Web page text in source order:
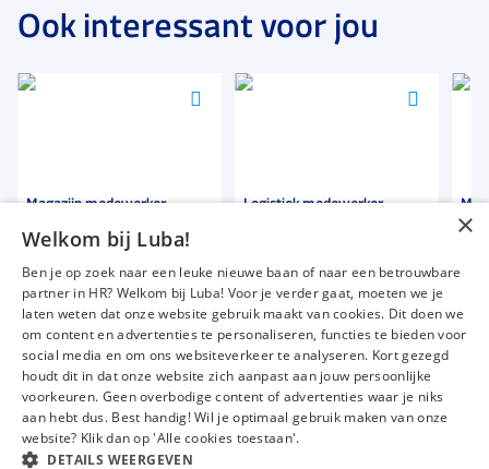
Ook interessant voor jou
Voeg
Magazijn medewerker
40 uur
Detacheren
Voeg
Logistiek medewerker
Uitzicht op vaste dienst
€ 2100 € 2300
Vacatures
Over ons
Werken bij Luba
Voor werkgevers
×
Welkom bij Luba!
Ben je op zoek naar een leuke nieuwe baan of naar een betrouwbare
partner in HR? Welkom bij Luba! Voor je verder gaat, moeten we je
laten weten dat onze website gebruik maakt van cookies. Dit doen we
om content en advertenties te personaliseren, functies te bieden voor
social media en om ons websiteverkeer te analyseren. Kort gezegd
houdt dit in dat onze website zich aanpast aan jouw persoonlijke
voorkeuren. Geen overbodige content of advertenties waar je niks
aan hebt dus. Best handig! Wil je optimaal gebruik maken van onze
website? Klik dan op 'Alle cookies toestaan'.
DETAILS WEERGEVEN